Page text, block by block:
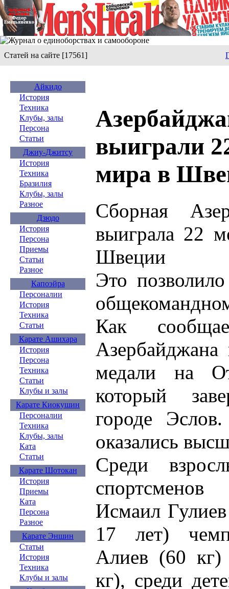
Статей на сайте [17561]
Айкидо
История
Техника
Клубы, залы
Персона
Статьи
Джиу-Джитсу
История
Техника
Бразилия
Клубы, залы
Разное
Дзюдо
История
Персона
Приемы
Статьи
Разное
Капоэйра
Персоналии
История
Техника
Статьи
Карате Ашихара
История
Персона
Техника
Статьи
Клубы и залы
Карате Киокушин
Персоналии
Техника
Клубы, залы
Ката
Статьи
Карате Шотокан
История
Приемы
Ката
Персона
Разное
Карате Эншин
Статьи
История
Техника
Клубы и залы
выиграли
мира в
Сборная
выиграла 22
Швеции
Это
Как
Азербайджана
медали на
который
городе
оказались
Среди
Исмаил
17 лет)
Алиев (60
кг), среди